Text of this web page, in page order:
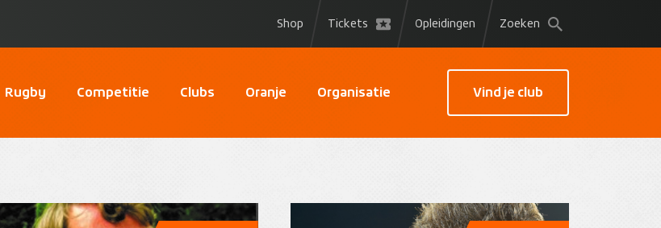
Shop Tickets Opleidingen Zoeken
Rugby Competitie Clubs Oranje Organisatie Vind je club